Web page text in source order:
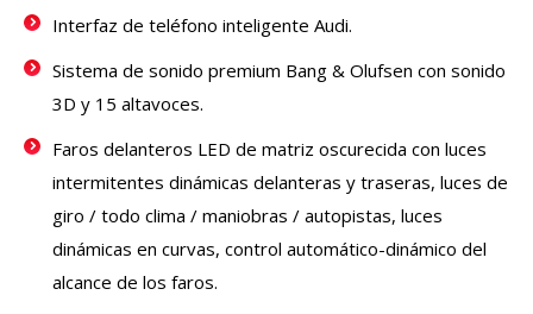
Interfaz de teléfono inteligente Audi.
Sistema de sonido premium Bang & Olufsen con sonido
3D y 15 altavoces.
Faros delanteros LED de matriz oscurecida con luces
intermitentes dinámicas delanteras y traseras, luces de
giro / todo clima / maniobras / autopistas, luces
dinámicas en curvas, control automático-dinámico del
alcance de los faros.